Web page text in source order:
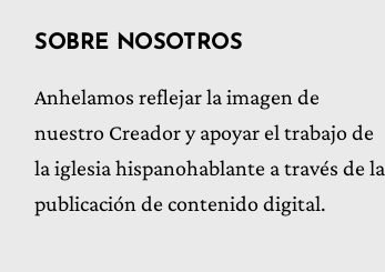
SOBRE NOSOTROS
Anhelamos reflejar la imagen de
nuestro Creador y apoyar el trabajo de
la iglesia hispanohablante a través de la
publicación de contenido digital.